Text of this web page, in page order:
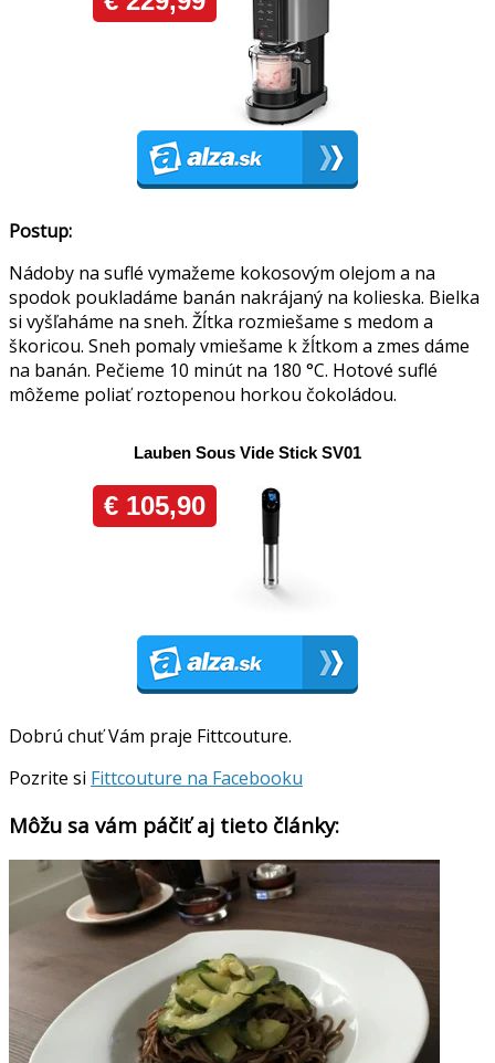
Postup:
Nádoby na suflé vymažeme kokosovým olejom a na
spodok poukladáme banán nakrájaný na kolieska. Bielka
si vyšľaháme na sneh. Žĺtka rozmiešame s medom a
škoricou. Sneh pomaly vmiešame k žĺtkom a zmes dáme
na banán. Pečieme 10 minút na 180 °C. Hotové suflé
môžeme poliať roztopenou horkou čokoládou.
Dobrú chuť Vám praje Fittcouture.
Pozrite si Fittcouture na Facebooku
Môžu sa vám páčiť aj tieto články: